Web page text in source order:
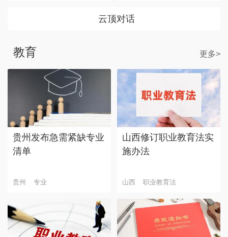
云顶对话
教育 更多>
贵州发布急需紧缺专业
清单
贵州 专业
山西修订职业教育法实
施办法
山西 职业教育法